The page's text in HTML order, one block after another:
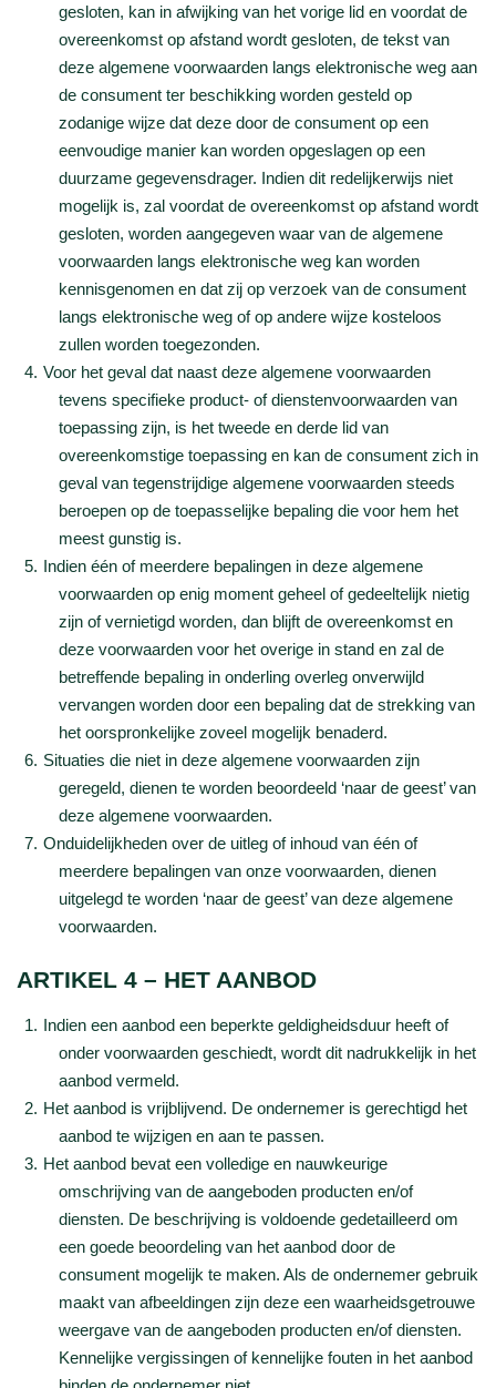
gesloten, kan in afwijking van het vorige lid en voordat de
overeenkomst op afstand wordt gesloten, de tekst van
deze algemene voorwaarden langs elektronische weg aan
de consument ter beschikking worden gesteld op
zodanige wijze dat deze door de consument op een
eenvoudige manier kan worden opgeslagen op een
duurzame gegevensdrager. Indien dit redelijkerwijs niet
mogelijk is, zal voordat de overeenkomst op afstand wordt
gesloten, worden aangegeven waar van de algemene
voorwaarden langs elektronische weg kan worden
kennisgenomen en dat zij op verzoek van de consument
langs elektronische weg of op andere wijze kosteloos
zullen worden toegezonden.
Voor het geval dat naast deze algemene voorwaarden
tevens specifieke product- of dienstenvoorwaarden van
toepassing zijn, is het tweede en derde lid van
overeenkomstige toepassing en kan de consument zich in
geval van tegenstrijdige algemene voorwaarden steeds
beroepen op de toepasselijke bepaling die voor hem het
meest gunstig is.
Indien één of meerdere bepalingen in deze algemene
voorwaarden op enig moment geheel of gedeeltelijk nietig
zijn of vernietigd worden, dan blijft de overeenkomst en
deze voorwaarden voor het overige in stand en zal de
betreffende bepaling in onderling overleg onverwijld
vervangen worden door een bepaling dat de strekking van
het oorspronkelijke zoveel mogelijk benaderd.
Situaties die niet in deze algemene voorwaarden zijn
geregeld, dienen te worden beoordeeld ‘naar de geest’ van
deze algemene voorwaarden.
Onduidelijkheden over de uitleg of inhoud van één of
meerdere bepalingen van onze voorwaarden, dienen
uitgelegd te worden ‘naar de geest’ van deze algemene
voorwaarden.
ARTIKEL 4 – HET AANBOD
Indien een aanbod een beperkte geldigheidsduur heeft of
onder voorwaarden geschiedt, wordt dit nadrukkelijk in het
aanbod vermeld.
Het aanbod is vrijblijvend. De ondernemer is gerechtigd het
aanbod te wijzigen en aan te passen.
Het aanbod bevat een volledige en nauwkeurige
omschrijving van de aangeboden producten en/of
diensten. De beschrijving is voldoende gedetailleerd om
een goede beoordeling van het aanbod door de
consument mogelijk te maken. Als de ondernemer gebruik
maakt van afbeeldingen zijn deze een waarheidsgetrouwe
weergave van de aangeboden producten en/of diensten.
Kennelijke vergissingen of kennelijke fouten in het aanbod